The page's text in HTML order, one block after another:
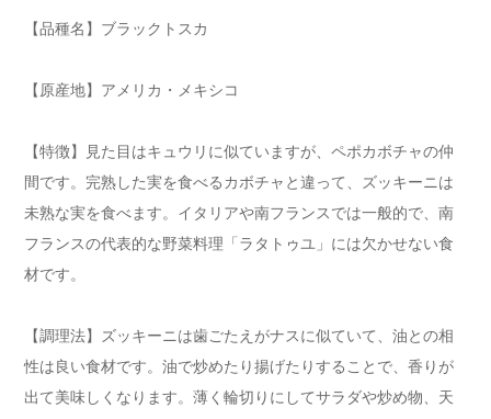
【品種名】ブラックトスカ
【原産地】アメリカ・メキシコ
【特徴】見た目はキュウリに似ていますが、ペポカボチャの仲
間です。完熟した実を食べるカボチャと違って、ズッキーニは
未熟な実を食べます。イタリアや南フランスでは一般的で、南
フランスの代表的な野菜料理「ラタトゥユ」には欠かせない食
材です。
【調理法】ズッキーニは歯ごたえがナスに似ていて、油との相
性は良い食材です。油で炒めたり揚げたりすることで、香りが
出て美味しくなります。薄く輪切りにしてサラダや炒め物、天